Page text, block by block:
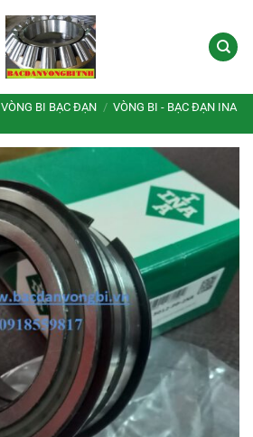
VÒNG BI BẠC ĐẠN / VÒNG BI - BẠC ĐẠN INA